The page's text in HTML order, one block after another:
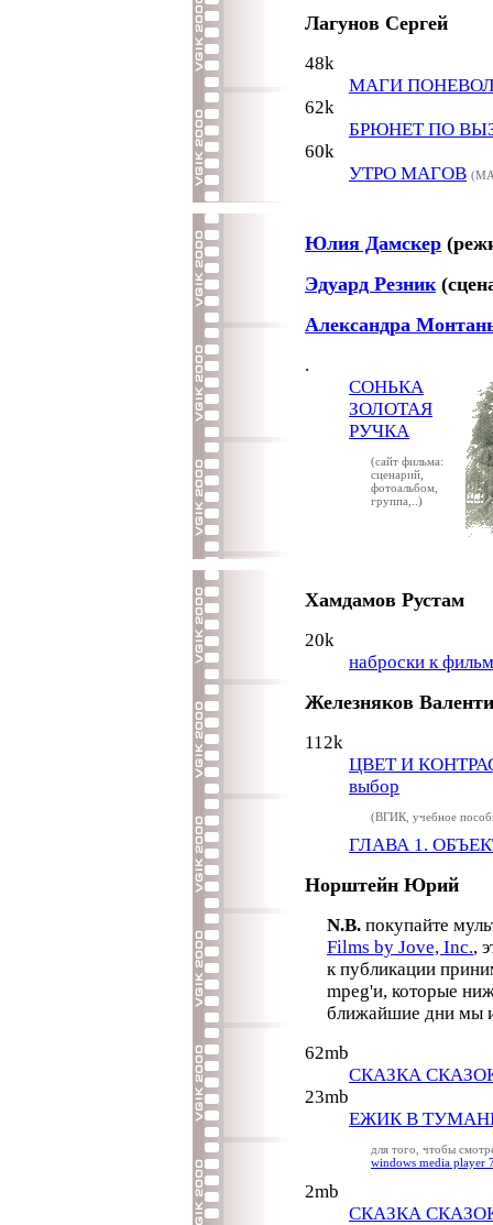
Лагунов Сергей
48k
МАГИ
62k
БРЮНЕТ ПО
60k
УТРО МАГОВ
Юлия Дамскер
Эдуард Резник
Александра
.
СОНЬКА
ЗОЛОТАЯ
РУЧКА
(сайт фильма:
сценарий,
фотоальбом,
группа,..)
Хамдамов Рустам
20k
наброски к
Железняков
112k
ЦВЕТ И
выбор
(ВГИК, учебное
ГЛАВА 1.
Норштейн Юрий
N.B. покупайте
Films by Jove, Inc.,
к публикации
mpeg'и, которые
ближайшие дни мы
62mb
СКАЗКА
23mb
ЕЖИК В
для того, чтобы
windows media player
2mb
СКАЗКА